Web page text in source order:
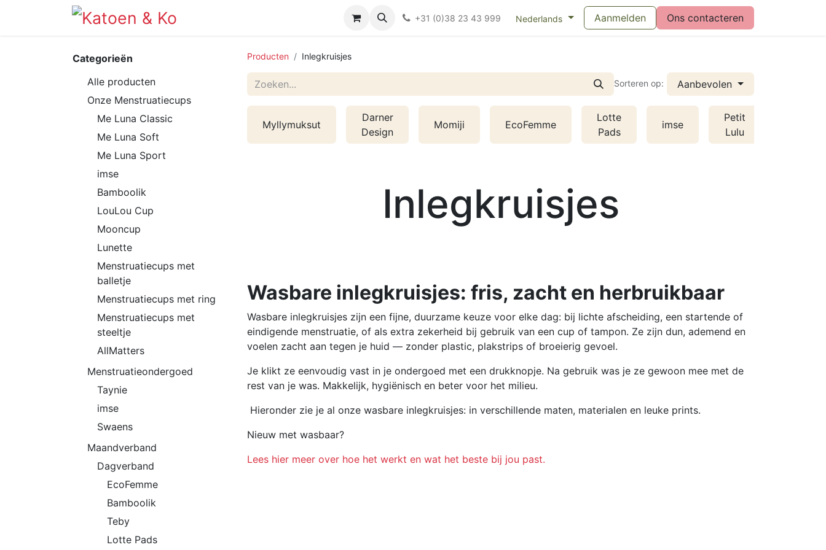
Kieswijzer nacht- en kraamverband Kieswijzer maandverband Vragen over menstruatiecups
+31 (0)38 23 43 999 Nederlands Aanmelden Ons contacteren
Categorieën
Alle producten
Onze Menstruatiecups
Me Luna Classic
Me Luna Soft
Me Luna Sport
imse
Bamboolik
LouLou Cup
Mooncup
Lunette
Menstruatiecups met
balletje
Menstruatiecups met ring
Menstruatiecups met
steeltje
AllMatters
Menstruatieondergoed
Taynie
imse
Swaens
Maandverband
Dagverband
EcoFemme
Bamboolik
Teby
Lotte Pads
Producten Inlegkruisjes
Sorteren op: Aanbevolen
Myllymuksut
Darner
Design
Momiji EcoFemme
Lotte
Pads
imse
Petit
Lulu
Inlegkruisjes
Wasbare inlegkruisjes: fris, zacht en herbruikbaar
Wasbare inlegkruisjes zijn een fijne, duurzame keuze voor elke dag: bij lichte afscheiding, een startende of
eindigende menstruatie, of als extra zekerheid bij gebruik van een cup of tampon. Ze zijn dun, ademend en
voelen zacht aan tegen je huid — zonder plastic, plakstrips of broeierig gevoel.
Je klikt ze eenvoudig vast in je ondergoed met een drukknopje. Na gebruik was je ze gewoon mee met de
rest van je was. Makkelijk, hygiënisch en beter voor het milieu.
Hieronder zie je al onze wasbare inlegkruisjes: in verschillende maten, materialen en leuke prints.
Nieuw met wasbaar?
Lees hier meer over hoe het werkt en wat het beste bij jou past.